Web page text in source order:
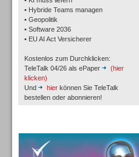
• Hybride Teams managen
• Geopolitik
• Software 2036
• EU AI Act Versicherer
Kostenlos zum Durchklicken:
TeleTalk 04/26 als ePaper
(hier
klicken)
Und
hier können Sie TeleTalk
bestellen oder abonnieren!
Workforce-Management